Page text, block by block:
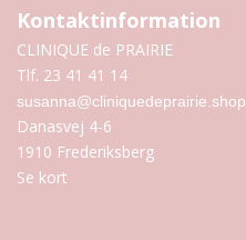
Kontaktinformation
CLINIQUE de PRAIRIE
Tlf. 23 41 41 14
susanna@cliniquedeprairie.shop
Danasvej 4-6
1910 Frederiksberg
Se kort